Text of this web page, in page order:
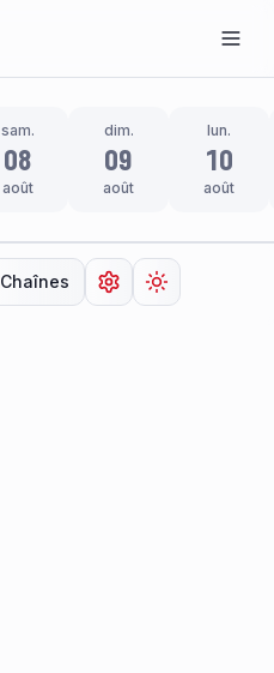
sam.
08
août
dim.
09
août
lun.
10
août
Chaînes Ouvrir lesChanger de